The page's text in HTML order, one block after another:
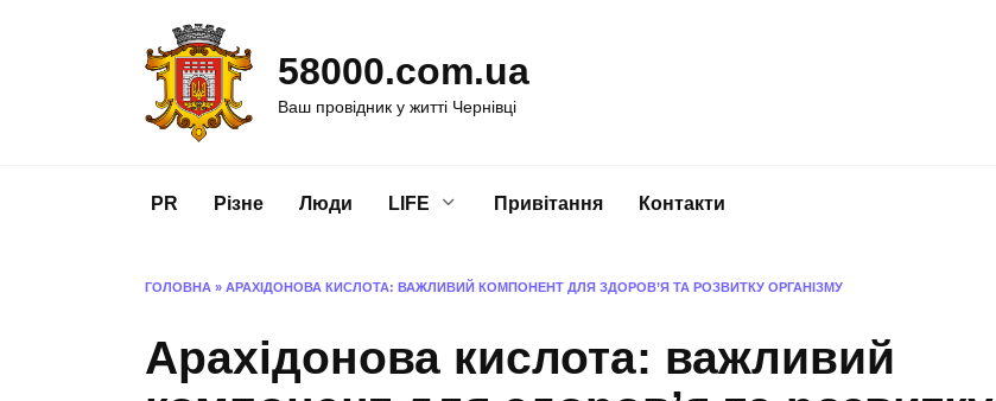
58000.com.ua
Ваш провідник у житті Чернівці
PR Різне Люди LIFE Привітання Контакти
ГОЛОВНА » АРАХІДОНОВА КИСЛОТА: ВАЖЛИВИЙ КОМПОНЕНТ ДЛЯ ЗДОРОВ’Я ТА РОЗВИТКУ ОРГАНІЗМУ
Арахідонова кислота: важливий